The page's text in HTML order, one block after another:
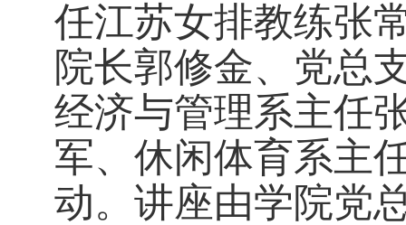
任江苏女排教练张
院长郭修金、党总
经济与管理系主任
军、休闲体育系主
动。讲座由学院党